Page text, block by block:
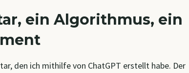
ein Algorithmus, ein
den ich mithilfe von ChatGPT erstellt habe. Der